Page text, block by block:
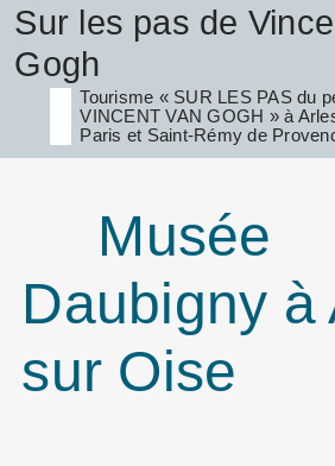
Sur les pas de
Gogh
Tourisme « SUR LES PAS du
VINCENT VAN GOGH » à
Paris et Saint-Rémy de
Musée
Daubigny à
sur Oise